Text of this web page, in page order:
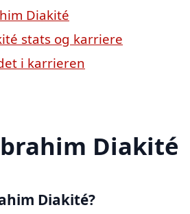
Diakité
stats og karriere
i karrieren
Diakité
Diakité?